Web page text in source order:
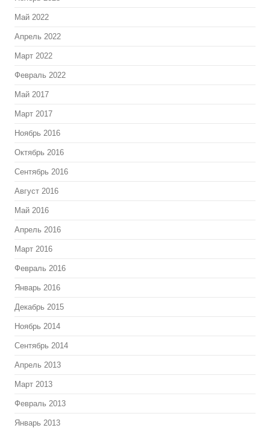
Май 2022
Апрель 2022
Март 2022
Февраль 2022
Май 2017
Март 2017
Ноябрь 2016
Октябрь 2016
Сентябрь 2016
Август 2016
Май 2016
Апрель 2016
Март 2016
Февраль 2016
Январь 2016
Декабрь 2015
Ноябрь 2014
Сентябрь 2014
Апрель 2013
Март 2013
Февраль 2013
Январь 2013